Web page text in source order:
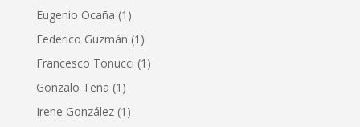
Eugenio Ocaña (1)
Federico Guzmán (1)
Francesco Tonucci (1)
Gonzalo Tena (1)
Irene González (1)